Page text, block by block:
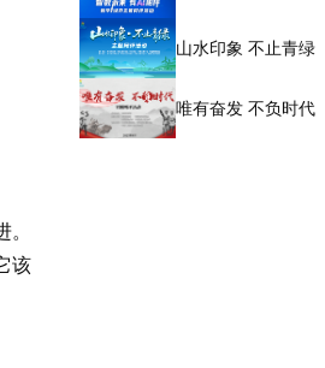
该
山水印象 不止青绿
唯有奋发 不负时代